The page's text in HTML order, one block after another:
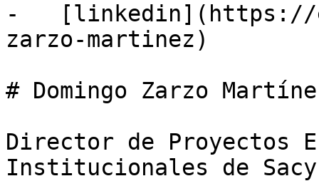
-   [linkedin](https://
zarzo-martinez)
# Domingo Zarzo
Director de Proyectos
Institucionales de